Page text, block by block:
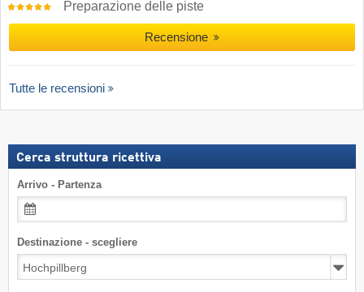
Preparazione delle piste
Recensione
Tutte le recensioni
Cerca struttura ricettiva
Arrivo - Partenza
Destinazione - scegliere